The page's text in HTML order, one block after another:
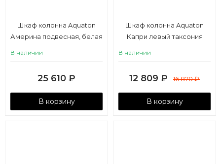
Шкаф колонна Aquaton
Америна подвесная, белая
В наличии
25 610 ₽
В корзину
Шкаф колонна Aquaton
Капри левый таксония
В наличии
12 809 ₽ 16 870₽
В корзину